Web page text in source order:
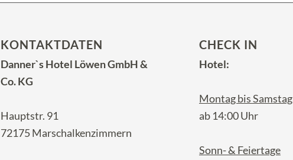
KONTAKTDATEN
Danner`s Hotel Löwen GmbH &
Co. KG
Hauptstr. 91
72175 Marschalkenzimmern
CHECK IN
Hotel:
Montag bis Samstag
ab 14:00 Uhr
Sonn- & Feiertage